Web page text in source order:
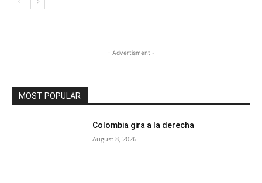
- Advertisment -
MOST POPULAR
Colombia gira a la derecha
August 8, 2026